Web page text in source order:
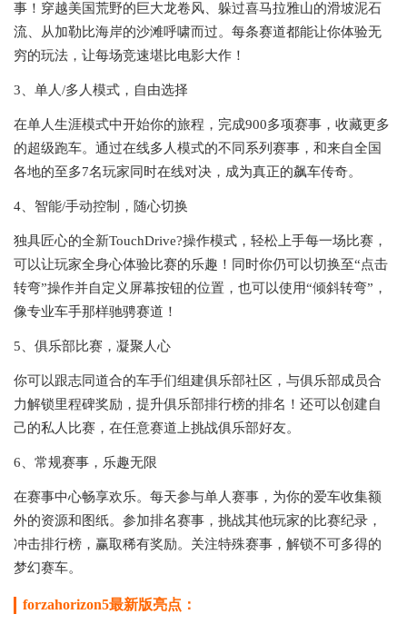
事！穿越美国荒野的巨大龙卷风、躲过喜马拉雅山的滑坡泥石
流、从加勒比海岸的沙滩呼啸而过。每条赛道都能让你体验无
穷的玩法，让每场竞速堪比电影大作！
3、单人/多人模式，自由选择
在单人生涯模式中开始你的旅程，完成900多项赛事，收藏更多
的超级跑车。通过在线多人模式的不同系列赛事，和来自全国
各地的至多7名玩家同时在线对决，成为真正的飙车传奇。
4、智能/手动控制，随心切换
独具匠心的全新TouchDrive?操作模式，轻松上手每一场比赛，
可以让玩家全身心体验比赛的乐趣！同时你仍可以切换至“点击
转弯”操作并自定义屏幕按钮的位置，也可以使用“倾斜转弯”，
像专业车手那样驰骋赛道！
5、俱乐部比赛，凝聚人心
你可以跟志同道合的车手们组建俱乐部社区，与俱乐部成员合
力解锁里程碑奖励，提升俱乐部排行榜的排名！还可以创建自
己的私人比赛，在任意赛道上挑战俱乐部好友。
6、常规赛事，乐趣无限
在赛事中心畅享欢乐。每天参与单人赛事，为你的爱车收集额
外的资源和图纸。参加排名赛事，挑战其他玩家的比赛纪录，
冲击排行榜，赢取稀有奖励。关注特殊赛事，解锁不可多得的
梦幻赛车。
forzahorizon5最新版亮点：